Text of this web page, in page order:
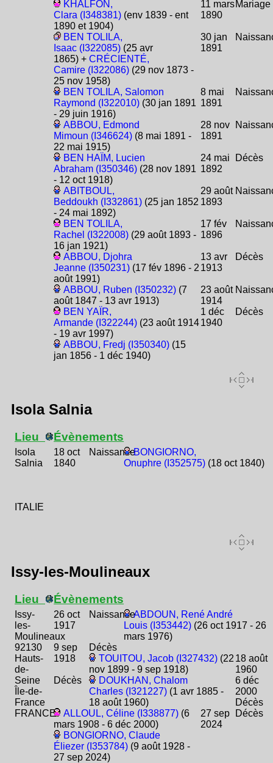
KHALFON,
Clara (I348381) (env 1839 - ent
1890 et 1904)
11 mars
1890
Mariage
BEN TOLILA,
Isaac (I322085) (25 avr
1865) +CRÉCIENTÉ,
Camire (I322086) (29 nov 1873 -
25 nov 1958)
30 jan
1891
BEN TOLILA, Salomon
Raymond (I322010) (30 jan 1891
- 29 juin 1916)
8 mai
1891
ABBOU, Edmond
Mimoun (I346624) (8 mai 1891 -
22 mai 1915)
28 nov
1891
BEN HAÏM, Lucien
Abraham (I350346) (28 nov 1891
- 12 oct 1918)
24 mai
1892
Décès
ABITBOUL,
Beddoukh (I332861) (25 jan 1852
- 24 mai 1892)
29 août
1893
BEN TOLILA,
Rachel (I322008) (29 août 1893 -
16 jan 1921)
17 fév
1896
ABBOU, Djohra
Jeanne (I350231) (17 fév 1896 - 2
août 1991)
13 avr
1913
Décès
ABBOU, Ruben (I350232) (7
août 1847 - 13 avr 1913)
23 août
1914
BEN YAÏR,
Armande (I322244) (23 août 1914
- 19 avr 1997)
1 déc
1940
Décès
ABBOU, Fredj (I350340) (15
jan 1856 - 1 déc 1940)
Isola Salnia
Lieu
Isola
Salnia
ITALIE
Évènements
18 oct
1840
NaissanceBONGIORNO,
Onuphre (I352575) (18 oct 1840)
Issy-les-Moulineaux
Lieu
Issy-
les-
Moulineaux
92130
Hauts-
de-
Seine
Île-de-
France
FRANCE
Évènements
26 oct
1917
NaissanceABDOUN, René André
Louis (I353442) (26 oct 1917 - 26
mars 1976)
9 sep
1918
Décès
TOUITOU, Jacob (I327432)(22
nov 1899 - 9 sep 1918)
18 août
1960
Décès
DOUKHAN, Chalom
Charles (I321227)(1 avr 1885 -
18 août 1960)
6 déc
2000
Décès
ALLOUL, Céline (I338877) (6
mars 1908 - 6 déc 2000)
27 sep
2024
Décès
BONGIORNO, Claude
Éliezer (I353784) (9 août 1928 -
27 sep 2024)